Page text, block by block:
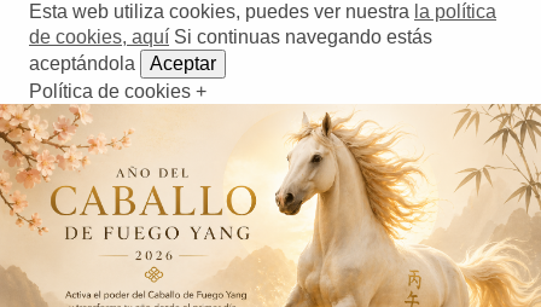
Esta web utiliza cookies, puedes ver nuestra la política
de cookies, aquí Si continuas navegando estás
aceptándola
Aceptar
Política de cookies +